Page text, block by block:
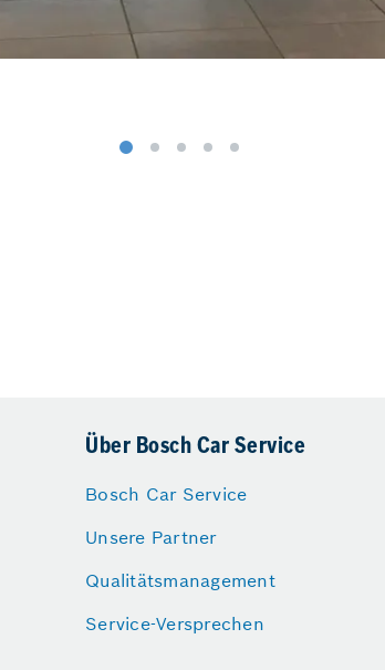
Über Bosch Car Service
Bosch Car Service
Unsere Partner
Qualitätsmanagement
Service-Versprechen